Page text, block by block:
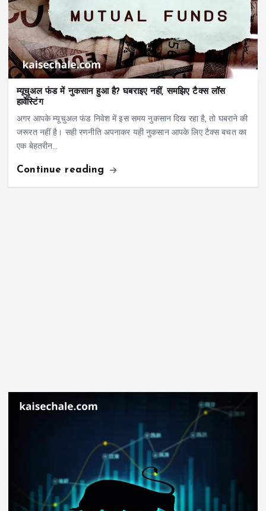
म्यूचुअल फंड में नुकसान हुआ है? घबराइए नहीं, समझिए टैक्स लॉस
हार्वेस्टिंग
अगर आपके म्यूचुअल फंड निवेश में इस समय नुकसान दिख रहा है, तो घबराने की
जरूरत नहीं है। सही रणनीति अपनाकर यही नुकसान आपके लिए टैक्स बचत का
एक बेहतरीन…
Continue reading